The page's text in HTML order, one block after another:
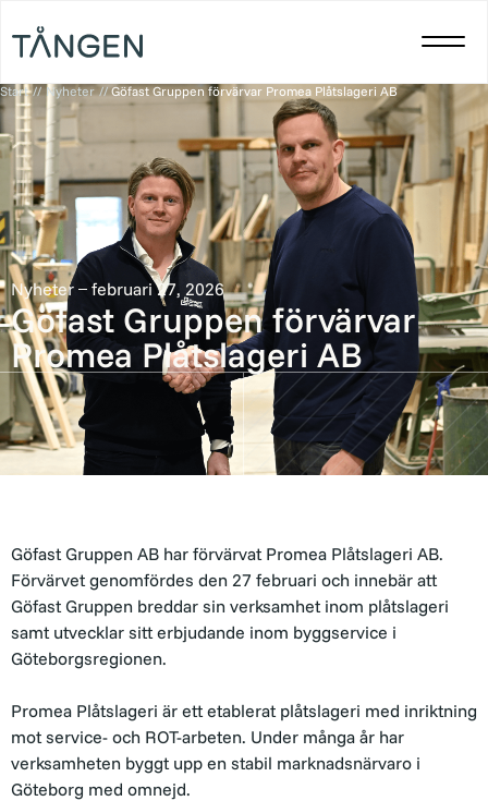
Start // Nyheter //Göfast Gruppen förvärvar Promea Plåtslageri AB
Nyheter februari 27, 2026
Göfast Gruppen förvärvar
Promea Plåtslageri AB
Göfast Gruppen AB har förvärvat Promea Plåtslageri AB.
Förvärvet genomfördes den 27 februari och innebär att
Göfast Gruppen breddar sin verksamhet inom plåtslageri
samt utvecklar sitt erbjudande inom byggservice i
Göteborgsregionen.
Promea Plåtslageri är ett etablerat plåtslageri med inriktning
mot service- och ROT-arbeten. Under många år har
verksamheten byggt upp en stabil marknadsnärvaro i
Göteborg med omnejd.